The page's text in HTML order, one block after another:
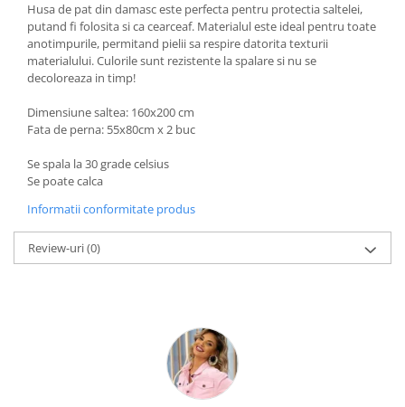
Husa de pat din damasc este perfecta pentru protectia saltelei,
putand fi folosita si ca cearceaf. Materialul este ideal pentru toate
anotimpurile, permitand pielii sa respire datorita texturii
materialului. Culorile sunt rezistente la spalare si nu se
decoloreaza in timp!
Dimensiune saltea: 160x200 cm
Fata de perna: 55x80cm x 2 buc
Se spala la 30 grade celsius
Se poate calca
Informatii conformitate produs
Review-uri(0)